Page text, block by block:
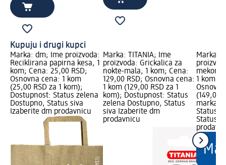
Kupuju i drugi kupci
Marka: dm; Ime proizvoda:
Reciklirana papirna kesa, 1
kom; Cena: 25,00 RSD;
Osnovna cena: 1 kom
(25,00 RSD za 1 kom);
Dostupnost: Status zelena
Dostupno, Status siva
Izaberite dm prodavnicu
Marka: TITANIA; Ime
proizvoda: Grickalica za
nokte-mala, 1 kom; Cena:
129,00 RSD; Osnovna cena:
1 kom (129,00 RSD za 1
kom); Dostupnost: Status
zelena Dostupno, Status
siva Izaberite dm
prodavnicu
Marka:
mekom
1 kom;
(149,00
marka
Status
Status